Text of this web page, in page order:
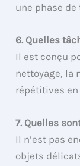
une phase
6. Quelles
Il est conçu
nettoyage, la
répétitives en
7. Quelles
Il n’est pas
objets